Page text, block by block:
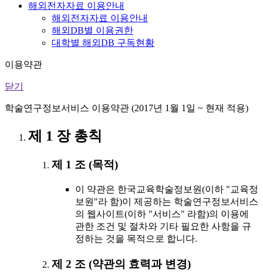
해외전자자료 이용안내
해외전자자료 이용안내
해외DB별 이용권한
대학별 해외DB 구독현황
이용약관
닫기
학술연구정보서비스 이용약관 (2017년 1월 1일 ~ 현재 적용)
제 1 장 총칙
제 1 조 (목적)
이 약관은 한국교육학술정보원(이하 "교육정
보원"라 함)이 제공하는 학술연구정보서비스
의 웹사이트(이하 "서비스" 라함)의 이용에
관한 조건 및 절차와 기타 필요한 사항을 규
정하는 것을 목적으로 합니다.
제 2 조 (약관의 효력과 변경)